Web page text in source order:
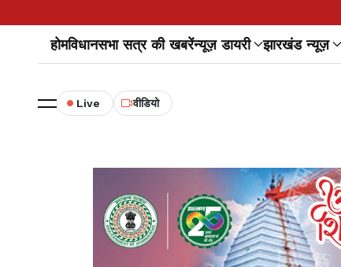
होमविधानसभा सत्र की खबरेंन्यूज़ डायरी झारखंड न्यूज़
Live वीडियो